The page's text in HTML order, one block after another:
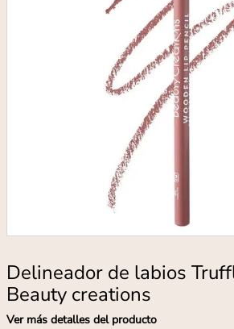
Delineador de labios
Beauty creations
Ver más detalles del producto